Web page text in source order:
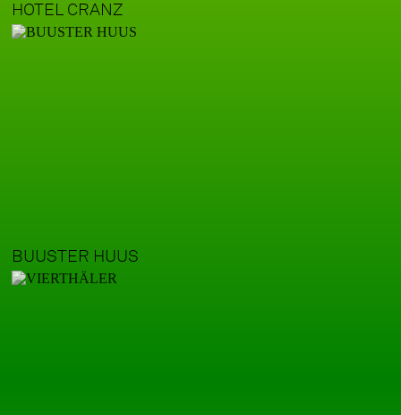
HOTEL CRANZ
BUUSTER HUUS